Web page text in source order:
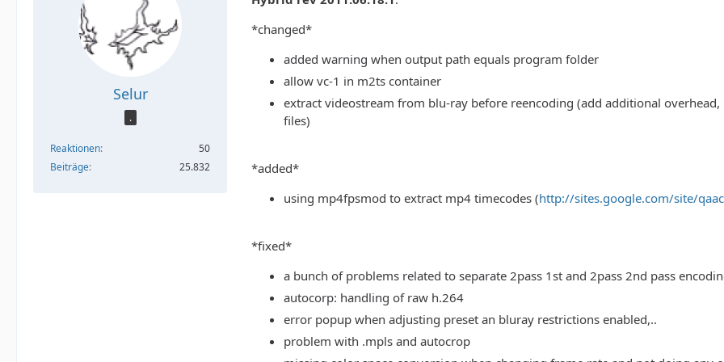
Selur
.
Reaktionen
50
Beiträge
25.832
*changed*
added warning when output path equals program folder
allow vc-1 in m2ts container
extract videostream from blu-ray before reencoding (add additional
files)
*added*
using mp4fpsmod to extract mp4 timecodes (http://sites.google.com/site/
*fixed*
a bunch of problems related to separate 2pass 1st and 2pass 2nd pass
autocorp: handling of raw h.264
error popup when adjusting preset an bluray restrictions enabled,..
problem with .mpls and autocrop